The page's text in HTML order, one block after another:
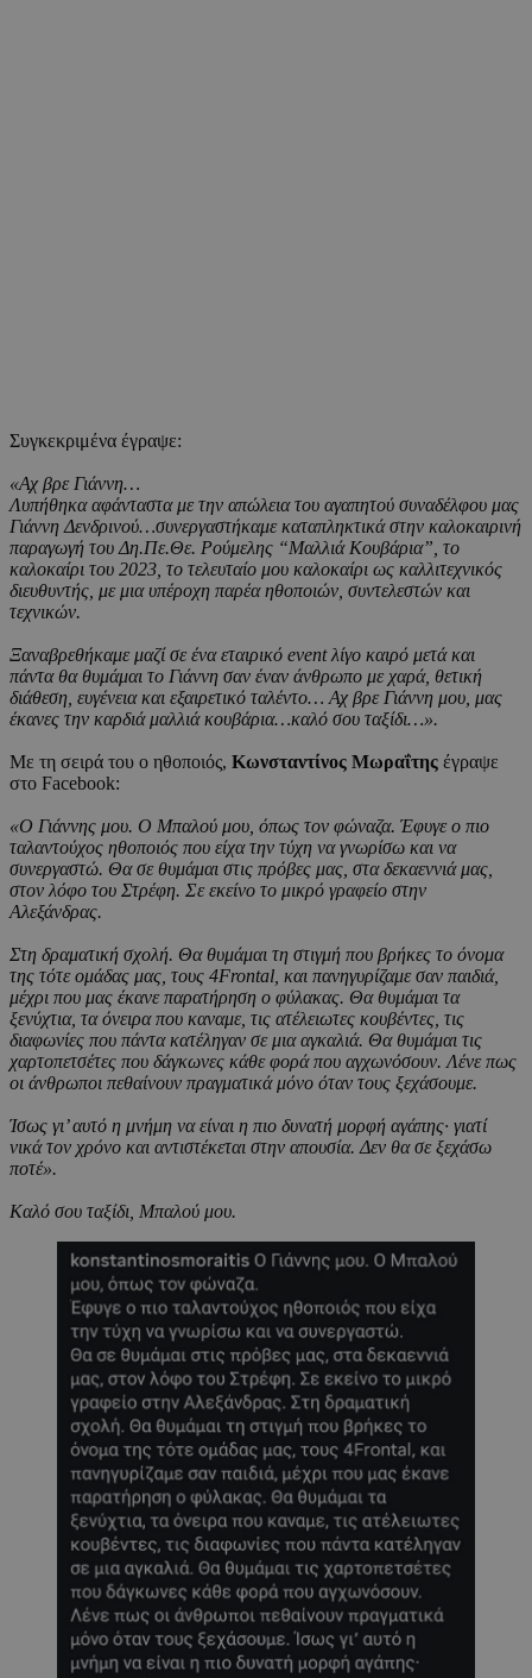
Συγκεκριμένα έγραψε:
«Αχ βρε Γιάννη…
Λυπήθηκα αφάνταστα με την απώλεια του αγαπητού συναδέλφου μας
Γιάννη Δενδρινού…συνεργαστήκαμε καταπληκτικά στην καλοκαιρινή
παραγωγή του Δη.Πε.Θε. Ρούμελης “Μαλλιά Κουβάρια”, το
καλοκαίρι του 2023, το τελευταίο μου καλοκαίρι ως καλλιτεχνικός
διευθυντής, με μια υπέροχη παρέα ηθοποιών, συντελεστών και
τεχνικών.
Ξαναβρεθήκαμε μαζί σε ένα εταιρικό event λίγο καιρό μετά και
πάντα θα θυμάμαι το Γιάννη σαν έναν άνθρωπο με χαρά, θετική
διάθεση, ευγένεια και εξαιρετικό ταλέντο… Αχ βρε Γιάννη μου, μας
έκανες την καρδιά μαλλιά κουβάρια…καλό σου ταξίδι…».
Με τη σειρά του ο ηθοποιός, Κωνσταντίνος Μωραΐτης έγραψε
στο Facebook:
«Ο Γιάννης μου. Ο Μπαλού μου, όπως τον φώναζα. Έφυγε ο πιο
ταλαντούχος ηθοποιός που είχα την τύχη να γνωρίσω και να
συνεργαστώ. Θα σε θυμάμαι στις πρόβες μας, στα δεκαεννιά μας,
στον λόφο του Στρέφη. Σε εκείνο το μικρό γραφείο στην
Αλεξάνδρας.
Στη δραματική σχολή. Θα θυμάμαι τη στιγμή που βρήκες το όνομα
της τότε ομάδας μας, τους 4Frontal, και πανηγυρίζαμε σαν παιδιά,
μέχρι που μας έκανε παρατήρηση ο φύλακας. Θα θυμάμαι τα
ξενύχτια, τα όνειρα που καναμε, τις ατέλειωτες κουβέντες, τις
διαφωνίες που πάντα κατέληγαν σε μια αγκαλιά. Θα θυμάμαι τις
χαρτοπετσέτες που δάγκωνες κάθε φορά που αγχωνόσουν. Λένε πως
οι άνθρωποι πεθαίνουν πραγματικά μόνο όταν τους ξεχάσουμε.
Ίσως γι’ αυτό η μνήμη να είναι η πιο δυνατή μορφή αγάπης· γιατί
νικά τον χρόνο και αντιστέκεται στην απουσία. Δεν θα σε ξεχάσω
ποτέ».
Καλό σου ταξίδι, Μπαλού μου.